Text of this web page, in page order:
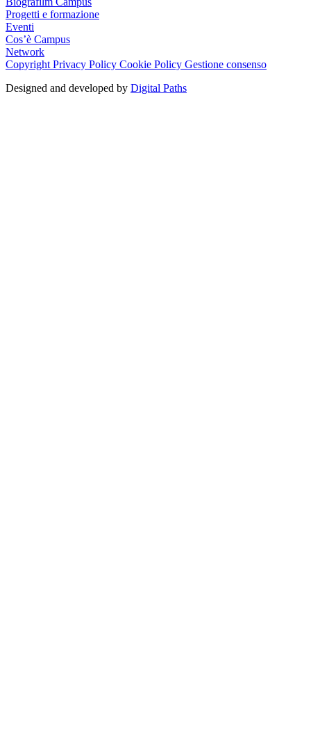
Progetti e formazione
Eventi
Cos’è Campus
Network
Copyright Privacy Policy Cookie Policy Gestione consenso
Designed and developed by Digital Paths